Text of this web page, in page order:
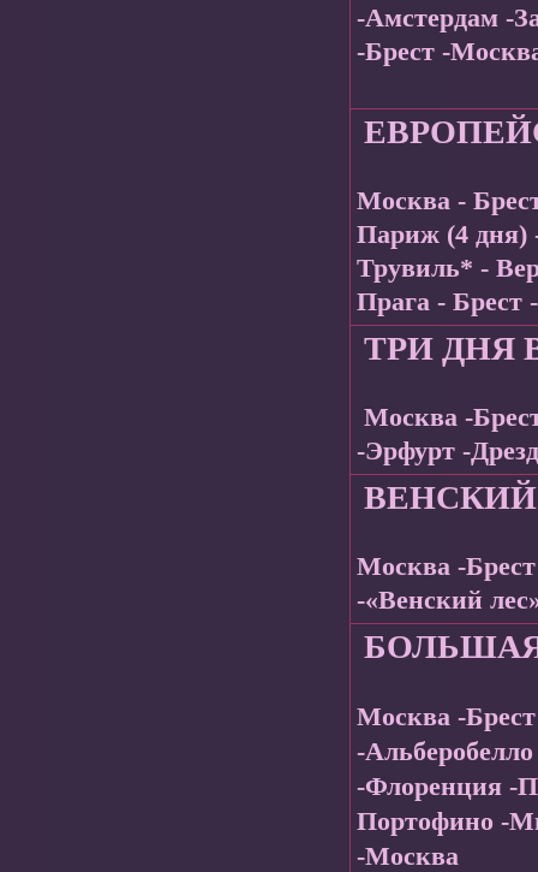
-Амстердам -
-Брест -
Москва -
Париж (4 дня)
Трувиль* -
Прага - Брест
ТРИ ДНЯ
Москва -
-Эрфурт -
Москва -
-«Венский
Москва -
-
-Флоренция -
Портофино -
-Москва